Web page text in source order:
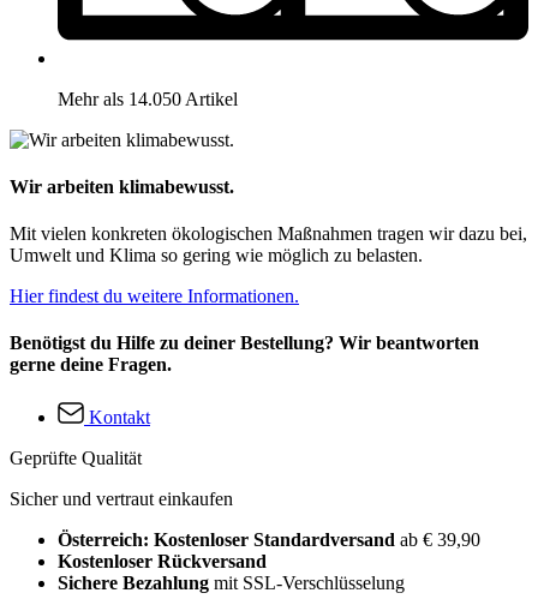
Mehr als 14.050 Artikel
Wir arbeiten klimabewusst.
Mit vielen konkreten ökologischen Maßnahmen tragen wir dazu bei,
Umwelt und Klima so gering wie möglich zu belasten.
Hier findest du weitere Informationen.
Benötigst du Hilfe zu deiner Bestellung? Wir beantworten
gerne deine Fragen.
Kontakt
Geprüfte Qualität
Sicher und vertraut einkaufen
Österreich: Kostenloser Standardversand ab € 39,90
Kostenloser Rückversand
Sichere Bezahlung mit SSL-Verschlüsselung